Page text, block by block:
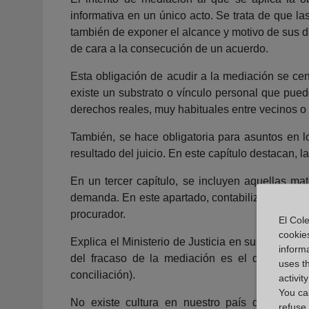
informativa en un único acto. Se trata de que
también de exponer el alcance y motivo de sus
de cara a la consecución de un acuerdo.
Esta obligación de acudir a la mediación se
existe un substrato o vínculo personal que
derechos reales, muy habituales entre vecinos
También, se hace obligatoria para asuntos en
resultado del juicio. En este capítulo destacan,
En un tercer capítulo, se incluyen aquellas
demanda. En este apartado, contabiliza la
procurador.
Explica el Ministerio de Justicia en su
del fracaso de la mediación es el
conciliación).
No existe cultura en nuestro país de
El
uses
You
refuse